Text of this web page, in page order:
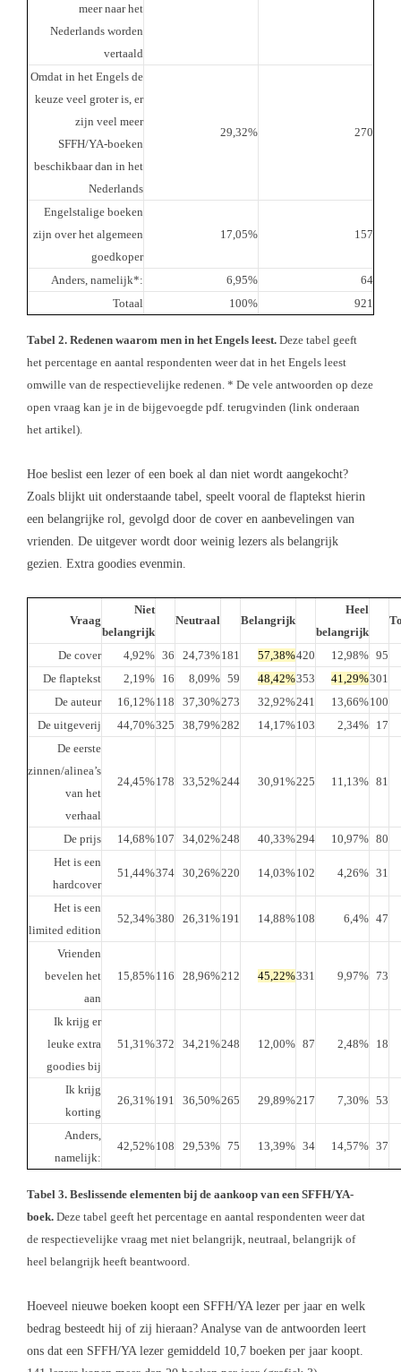
meer naar het
Nederlands worden
vertaald
Omdat in het Engels de
keuze veel groter is, er
zijn veel meer
SFFH/YA-boeken
beschikbaar dan in het
Nederlands
29,32% 270
Engelstalige boeken
zijn over het algemeen
goedkoper
17,05% 157
Anders, namelijk*: 6,95%
64
Totaal
100% 921
Tabel 2. Redenen waarom men in het Engels leest. Deze tabel geeft
het percentage en aantal respondenten weer dat in het Engels leest
omwille van de respectievelijke redenen. * De vele antwoorden op deze
open vraag kan je in de bijgevoegde pdf. terugvinden (link onderaan
het artikel).
Hoe beslist een lezer of een boek al dan niet wordt aangekocht?
Zoals blijkt uit onderstaande tabel, speelt vooral de flaptekst hierin
een belangrijke rol, gevolgd door de cover en aanbevelingen van
vrienden. De uitgever wordt door weinig lezers als belangrijk
gezien. Extra goodies evenmin.
Vraag
Niet
belangrijk
Neutraal Belangrijk
Heel
belangrijk
De cover 4,92% 36 24,73%181 57,38%420 12,98% 95
De flaptekst
2,19% 16 8,09% 59 48,42%353 41,29%301
De auteur
16,12%118 37,30%273 32,92%241 13,66%100
De uitgeverij
44,70%325 38,79%282 14,17%103 2,34% 17
De eerste
zinnen/alinea’s
van het
verhaal
24,45%178 33,52%244 30,91%225 11,13% 81
De prijs 14,68%107 34,02%248 40,33%294 10,97% 80
Het is een
hardcover
51,44%374 30,26%220 14,03%102 4,26% 31
Het is een
limited edition
52,34%380 26,31%191 14,88%108 6,4% 47
Vrienden
bevelen het
aan
15,85%116 28,96%212 45,22%331 9,97% 73
Ik krijg er
leuke extra
goodies bij
51,31%372 34,21%248 12,00% 87 2,48% 18
Ik krijg
korting
26,31%191 36,50%265 29,89%217 7,30% 53
Anders,
namelijk:
42,52%108 29,53% 75 13,39% 34 14,57% 37
Tabel 3. Beslissende elementen bij de aankoop van een SFFH/YA-
boek. Deze tabel geeft het percentage en aantal respondenten weer dat
de respectievelijke vraag met niet belangrijk, neutraal, belangrijk of
heel belangrijk heeft beantwoord.
Hoeveel nieuwe boeken koopt een SFFH/YA lezer per jaar en welk
bedrag besteedt hij of zij hieraan? Analyse van de antwoorden leert
ons dat een SFFH/YA lezer gemiddeld 10,7 boeken per jaar koopt.